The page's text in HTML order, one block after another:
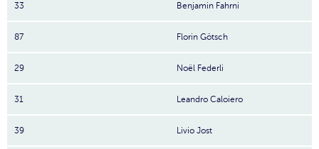
33 Benjamin Fahrni
87 Florin Götsch
29 Noël Federli
31 Leandro Caloiero
39 Livio Jost